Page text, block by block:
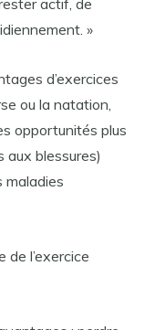
actif, de
»
d’exercices
ou la natation,
opportunités plus
aux blessures)
maladies
de l’exercice